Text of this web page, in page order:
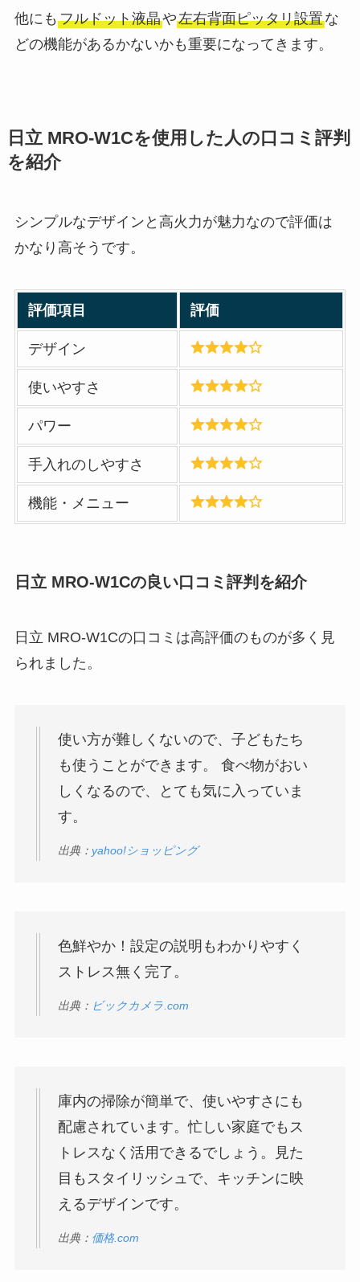
他にも フルドット液晶や左右背面ピッタリ設置な
どの機能があるかないかも重要になってきます。
日立 MRO-W1Cを使用した人の口コミ評判
を紹介
シンプルなデザインと高火力が魅力なので評価は
かなり高そうです。
評価項目 評価
デザイン
使いやすさ
パワー
手入れのしやすさ
機能・メニュー
日立 MRO-W1Cの良い口コミ評判を紹介
日立 MRO-W1Cの口コミは高評価のものが多く見
られました。
使い方が難しくないので、子どもたち
も使うことができます。 食べ物がおい
しくなるので、とても気に入っていま
す。
出典： yahoo!ショッピング
色鮮やか！設定の説明もわかりやすく
ストレス無く完了。
出典： ビックカメラ.com
庫内の掃除が簡単で、使いやすさにも
配慮されています。忙しい家庭でもス
トレスなく活用できるでしょう。見た
目もスタイリッシュで、キッチンに映
えるデザインです。
出典： 価格.com